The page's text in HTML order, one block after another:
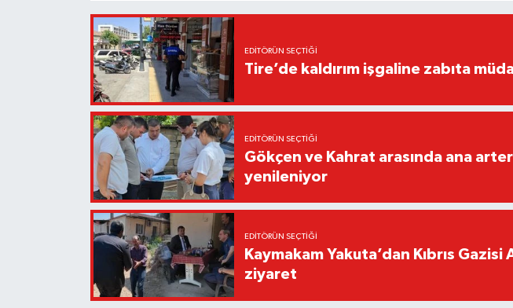
EDITÖRÜN SEÇTIĞI
Tire’de kaldırım işgaline zabıta
EDITÖRÜN SEÇTIĞI
Gökçen ve Kahrat arasında ana
yenileniyor
EDITÖRÜN SEÇTIĞI
Kaymakam Yakuta’dan Kıbrıs Gazisi
ziyaret